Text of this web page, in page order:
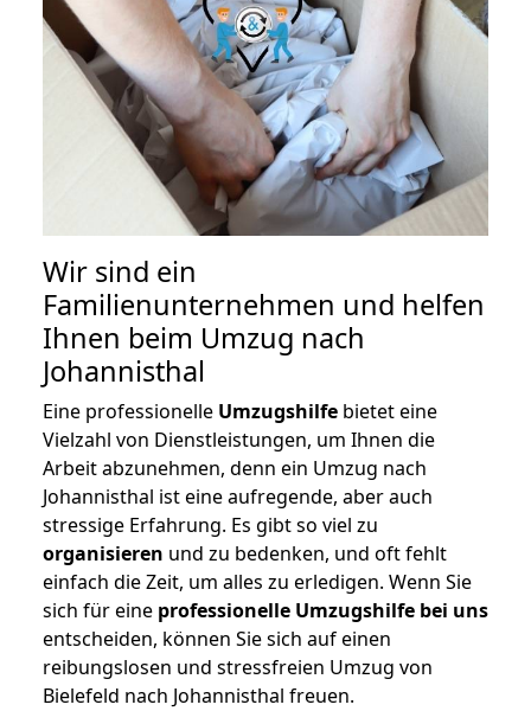
Wir sind ein
Familienunternehmen und helfen
Ihnen beim Umzug nach
Johannisthal
Eine professionelle Umzugshilfe bietet eine
Vielzahl von Dienstleistungen, um Ihnen die
Arbeit abzunehmen, denn ein Umzug nach
Johannisthal ist eine aufregende, aber auch
stressige Erfahrung. Es gibt so viel zu
organisieren und zu bedenken, und oft fehlt
einfach die Zeit, um alles zu erledigen. Wenn Sie
sich für eine professionelle Umzugshilfe bei uns
entscheiden, können Sie sich auf einen
reibungslosen und stressfreien Umzug von
Bielefeld nach Johannisthal freuen.